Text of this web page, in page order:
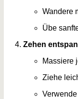
Wandere
Übe
Zehen
Massiere
Ziehe